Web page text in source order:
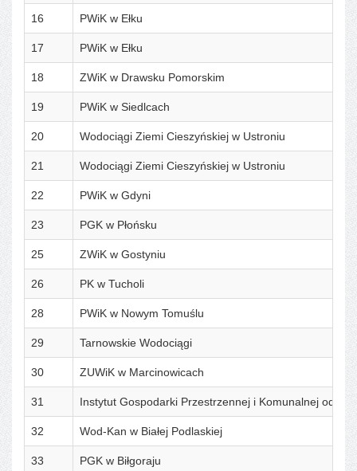
16 PWiK w Ełku
17 PWiK w Ełku
18 ZWiK w Drawsku Pomorskim
19 PWiK w Siedlcach
20 Wodociągi Ziemi Cieszyńskiej w Ustroniu
21 Wodociągi Ziemi Cieszyńskiej w Ustroniu
22 PWiK w Gdyni
23 PGK w Płońsku
25 ZWiK w Gostyniu
26 PK w Tucholi
28 PWiK w Nowym Tomuślu
29 Tarnowskie Wodociągi
30 ZUWiK w Marcinowicach
31 Instytut Gospodarki Przestrzennej i Komunalnej
32 Wod-Kan w Białej Podlaskiej
33 PGK w Biłgoraju